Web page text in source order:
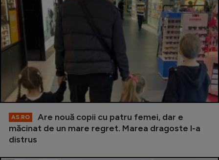
AS.RO
Are nouă copii cu patru femei, dar e
măcinat de un mare regret. Marea dragoste l-a
distrus